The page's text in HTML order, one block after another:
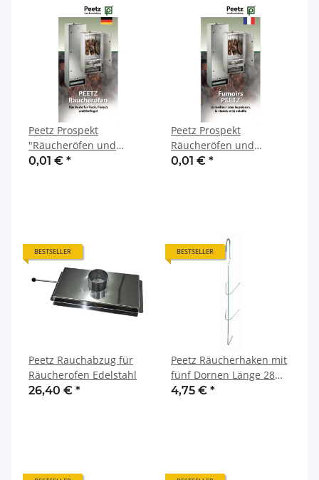
Peetz Prospekt
"Räucheröfen und
Zubehör"
0,01 € *
Peetz Prospekt
Räucheröfen und
Zubehör französisch
0,01 € *
BESTSELLER
Peetz Rauchabzug für
Räucherofen Edelstahl
26,40 € *
BESTSELLER
Peetz Räucherhaken mit
fünf Dornen Länge 28
cm Edelstahl rostfrei
4,75 € *